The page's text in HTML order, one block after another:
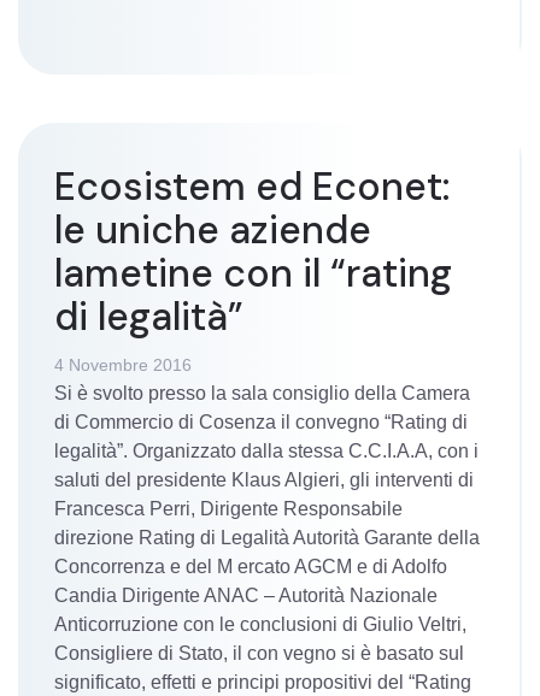
Ecosistem ed Econet:
le uniche aziende
lametine con il “rating
di legalità”
4 Novembre 2016
Si è svolto presso la sala consiglio della Camera
di Commercio di Cosenza il convegno “Rating di
legalità”. Organizzato dalla stessa C.C.I.A.A, con i
saluti del presidente Klaus Algieri, gli interventi di
Francesca Perri, Dirigente Responsabile
direzione Rating di Legalità Autorità Garante della
Concorrenza e del M ercato AGCM e di Adolfo
Candia Dirigente ANAC – Autorità Nazionale
Anticorruzione con le conclusioni di Giulio Veltri,
Consigliere di Stato, il con vegno si è basato sul
significato, effetti e principi propositivi del “Rating